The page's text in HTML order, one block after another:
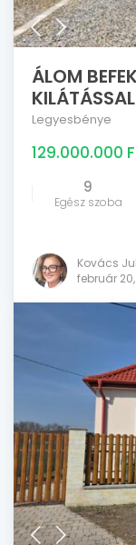
ÁLOM
Legyesbénye
129.000.000
9
Egész szoba
Kovács
február